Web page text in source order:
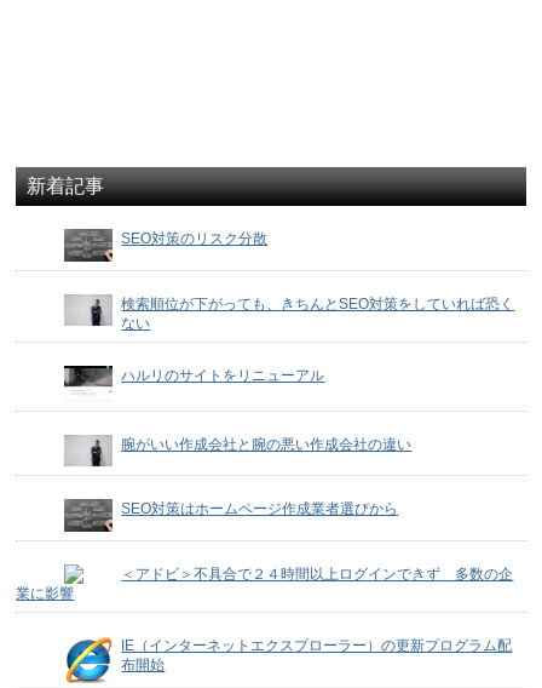
新着記事
SEO対策のリスク分散
検索順位が下がっても、きちんとSEO対策をしていれば恐く
ない
ハルリのサイトをリニューアル
腕がいい作成会社と腕の悪い作成会社の違い
SEO対策はホームページ作成業者選びから
＜アドビ＞不具合で２４時間以上ログインできず 多数の企
業に影響
IE（インターネットエクスプローラー）の更新プログラム配
布開始